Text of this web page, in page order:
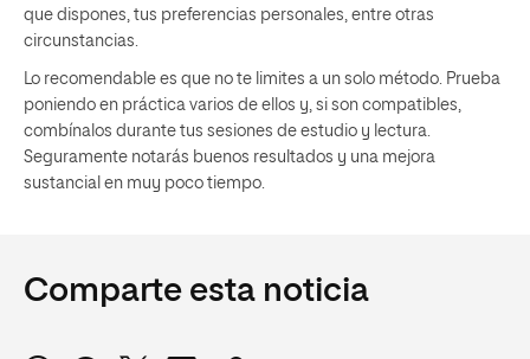
que dispones, tus preferencias personales, entre otras
circunstancias.
Lo recomendable es que no te limites a un solo método. Prueba
poniendo en práctica varios de ellos y, si son compatibles,
combínalos durante tus sesiones de estudio y lectura.
Seguramente notarás buenos resultados y una mejora
sustancial en muy poco tiempo.
Comparte esta noticia